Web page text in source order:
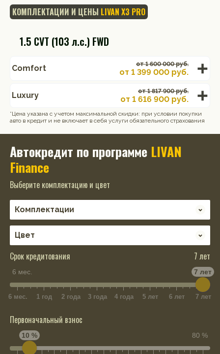
КОМПЛЕКТАЦИИ И ЦЕНЫ LIVAN X3 PRO
1.5 CVT (103 л.с.) FWD
Comfort от 1 600 000 руб.
от 1 399 000 руб.
Luxury от 1 817 900 руб.
от 1 616 900 руб.
*Цена указана с учетом максимальной скидки: при условии покупки
авто в кредит и не включает в себя услуги обязательного страхования
Автокредит по программе LIVAN
Finance
Выберите комплектацию и цвет
Срок кредитования 7 лет
6 мес. 7 лет
6 мес. 1 год 2 года 3 года 4 года 5 лет 6 лет 7 лет
Первоначальный взнос
80 %
10 %